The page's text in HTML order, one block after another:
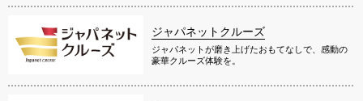
ジャパネットクルーズ
ジャパネットが磨き上げたおもてなしで、感動の
豪華クルーズ体験を。